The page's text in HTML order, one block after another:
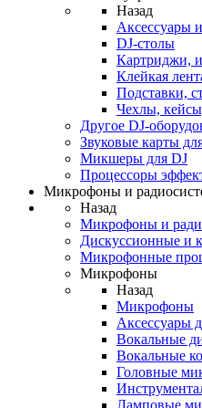
Назад
Аксессуары
DJ-столы
Картриджи,
Клейкая
Подставки,
Чехлы,
Другое DJ-
Звуковые карты
Микшеры для DJ
Процессоры
Микрофоны и
Назад
Микрофоны и
Дискуссионные и
Микрофонные
Микрофоны
Назад
Микрофоны
Аксессуары
Вокальные
Вокальные
Головные
Ламповые